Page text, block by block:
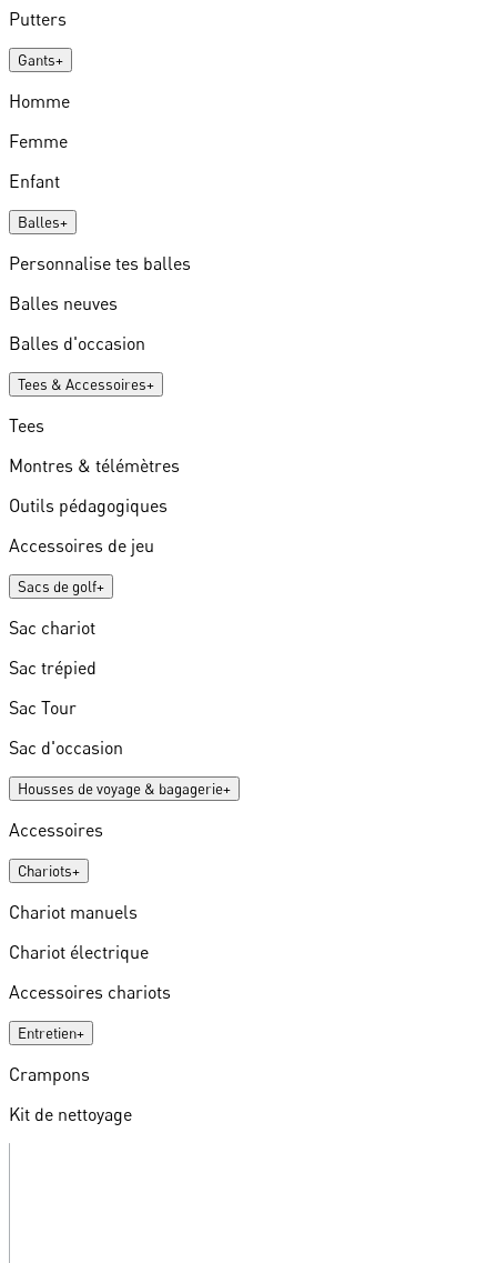
Putters
Gants+
Homme
Femme
Enfant
Balles+
Personnalise tes balles
Balles neuves
Balles d'occasion
Tees & Accessoires+
Tees
Montres & télémètres
Outils pédagogiques
Accessoires de jeu
Sacs de golf+
Sac chariot
Sac trépied
Sac Tour
Sac d'occasion
Housses de voyage & bagagerie+
Accessoires
Chariots+
Chariot manuels
Chariot électrique
Accessoires chariots
Entretien+
Crampons
Kit de nettoyage